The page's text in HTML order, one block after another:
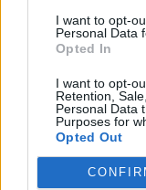
I want to opt-
Personal Data
Opted In
I want to opt-
Retention,
Personal Data
Purposes for
Opted Out
Hagyj egy
Február 14-én nem
Campus life